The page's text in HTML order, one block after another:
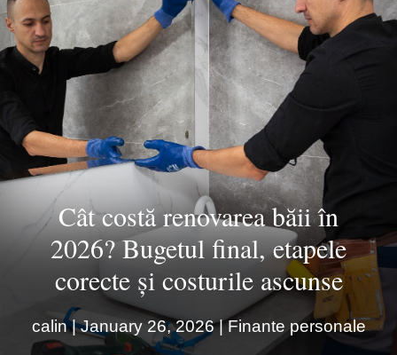
Cât costă renovarea băii în
2026? Bugetul final, etapele
corecte și costurile ascunse
calin|January 26, 2026|Finante personale